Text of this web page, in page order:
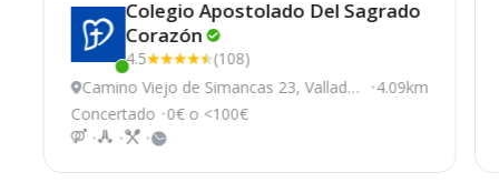
Este centro ha estado online recientemente
Colegio Apostolado Del Sagrado
Corazón
4.5
(108)
Camino Viejo de Simancas 23, Valladoli
d
4.09km
Concertado 0€ o <100€